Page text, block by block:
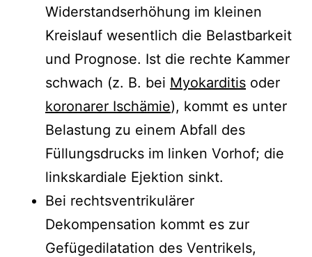
Widerstandserhöhung im kleinen
Kreislauf wesentlich die Belastbarkeit
und Prognose. Ist die rechte Kammer
schwach (z. B. bei Myokarditis oder
koronarer Ischämie), kommt es unter
Belastung zu einem Abfall des
Füllungsdrucks im linken Vorhof; die
linkskardiale Ejektion sinkt.
Bei rechtsventrikulärer
Dekompensation kommt es zur
Gefügedilatation des Ventrikels,